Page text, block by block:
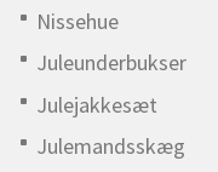
Nissehue
Juleunderbukser
Julejakkesæt
Julemandsskæg